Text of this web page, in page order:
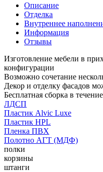
Описание
Отделка
Внутреннее
Информация
Отзывы
Изготовление мебели в
конфигурации
Возможно сочетание
Декор и отделку фасадов
Бесплатная сборка в
ЛДСП
Пластик Alvic Luxe
Пластик HPL
Пленка ПВХ
Полотно АГТ (МДФ)
полки
корзины
штанги